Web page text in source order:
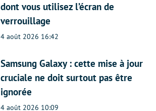
dont vous utilisez l’écran de
verrouillage
4 août 2026 16:42
Samsung Galaxy : cette mise à jour
cruciale ne doit surtout pas être
ignorée
4 août 2026 10:09